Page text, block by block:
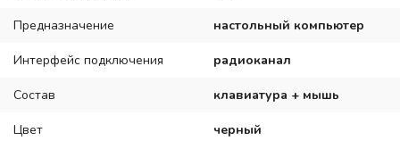
Предназначение настольный компьютер
Интерфейс подключения радиоканал
Состав клавиатура + мышь
Цвет черный